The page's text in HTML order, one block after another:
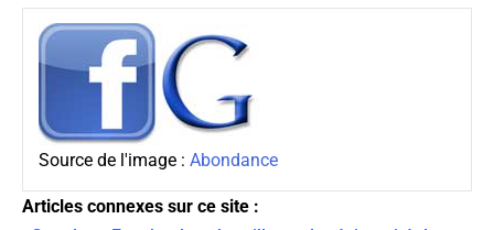
Source de l'image : Abondance
Articles connexes sur ce site :